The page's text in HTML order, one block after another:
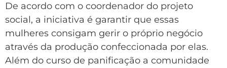
De acordo com o coordenador do projeto
social, a iniciativa é garantir que essas
mulheres consigam gerir o próprio negócio
através da produção confeccionada por elas.
Além do curso de panificação a comunidade